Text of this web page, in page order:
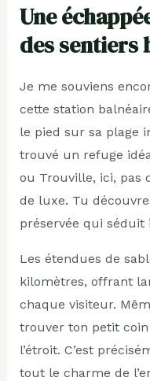
Une
des sentiers
Je me souviens
cette station
le pied sur sa plage
trouvé un refuge
ou Trouville, ici, pas
de luxe. Tu
préservée qui
Les étendues de
kilomètres, offrant
chaque visiteur.
trouver ton petit
l’étroit. C’est
tout le charme de